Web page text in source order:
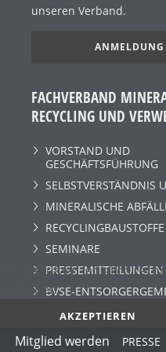
unseren Verband.
ANMELDUNG
FACHVERBAND
RECYCLING UND
VORSTAND UND
GESCHÄFTSFÜHRUNG
SELBSTVERSTÄNDNIS
MINERALISCHE
RECYCLINGBAUSTOFFE
SEMINARE
PRESSEMITTEILUNGEN
BVSE-
Mitglied werden PRESSE
Wir benutzen lediglich
enthalten.
AKZEPTIEREN